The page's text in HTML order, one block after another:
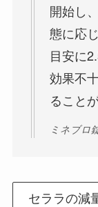
開始し
態に応
目安に
効果不
ること
ミネブロ
セララの減